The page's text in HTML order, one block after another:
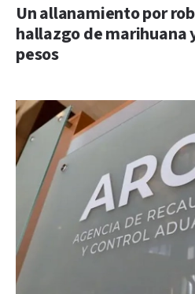
Un allanamiento por
hallazgo de marihuana
pesos